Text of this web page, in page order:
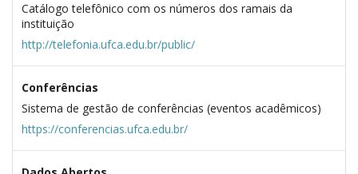
Catálogo telefônico com os números dos ramais da
instituição
http://telefonia.ufca.edu.br/public/
Conferências
Sistema de gestão de conferências (eventos acadêmicos)
https://conferencias.ufca.edu.br/